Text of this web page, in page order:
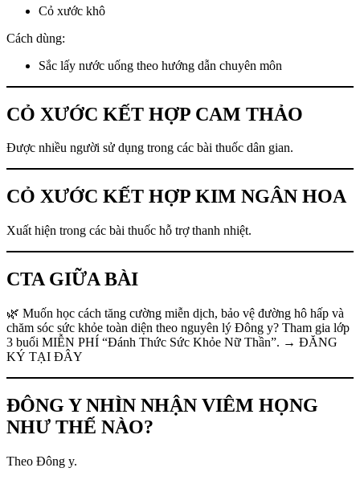
Cỏ xước khô
Cách dùng:
Sắc lấy nước uống theo hướng dẫn chuyên môn
CỎ XƯỚC KẾT HỢP CAM THẢO
Được nhiều người sử dụng trong các bài thuốc dân gian.
CỎ XƯỚC KẾT HỢP KIM NGÂN HOA
Xuất hiện trong các bài thuốc hỗ trợ thanh nhiệt.
CTA GIỮA BÀI
🌿 Muốn học cách tăng cường miễn dịch, bảo vệ đường hô hấp và
chăm sóc sức khỏe toàn diện theo nguyên lý Đông y? Tham gia lớp
3 buổi MIỄN PHÍ “Đánh Thức Sức Khỏe Nữ Thần”. → ĐĂNG
KÝ TẠI ĐÂY
ĐÔNG Y NHÌN NHẬN VIÊM HỌNG
NHƯ THẾ NÀO?
Theo Đông y.